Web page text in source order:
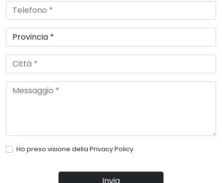
Ho preso visione della Privacy Policy